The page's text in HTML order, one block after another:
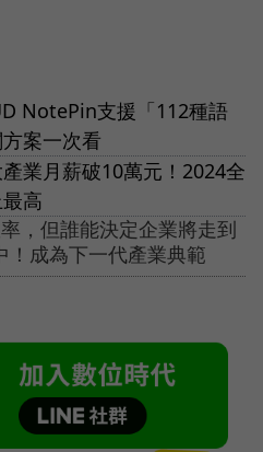
NotePin支援「112種語
案一次看
業月薪破10萬元！2024全
高
，但誰能決定企業將走到
！成為下一代產業典範